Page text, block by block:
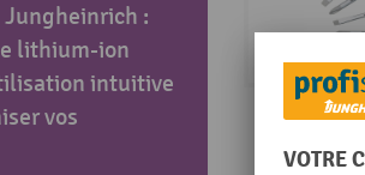
:
lithium-ion
intuitive
vos